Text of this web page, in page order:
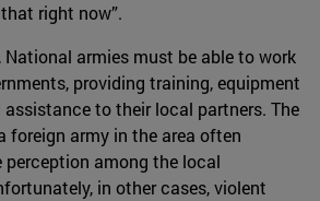
right now”.
armies must be able to work
providing training, equipment
assistance to their local partners. The
foreign army in the area often
perception among the local
in other cases, violent